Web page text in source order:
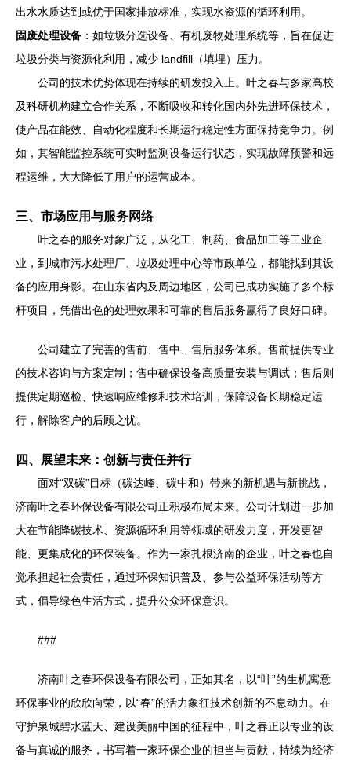
出水水质达到或优于国家排放标准，实现水资源的循环利用。
固废处理设备 ：如垃圾分选设备、有机废物处理系统等，旨在促进
垃圾分类与资源化利用，减少 landfill（填埋）压力。
公司的技术优势体现在持续的研发投入上。叶之春与多家高校
及科研机构建立合作关系，不断吸收和转化国内外先进环保技术，
使产品在能效、自动化程度和长期运行稳定性方面保持竞争力。例
如，其智能监控系统可实时监测设备运行状态，实现故障预警和远
程运维，大大降低了用户的运营成本。
三、市场应用与服务网络
叶之春的服务对象广泛，从化工、制药、食品加工等工业企
业，到城市污水处理厂、垃圾处理中心等市政单位，都能找到其设
备的应用身影。在山东省内及周边地区，公司已成功实施了多个标
杆项目，凭借出色的处理效果和可靠的售后服务赢得了良好口碑。
公司建立了完善的售前、售中、售后服务体系。售前提供专业
的技术咨询与方案定制；售中确保设备高质量安装与调试；售后则
提供定期巡检、快速响应维修和技术培训，保障设备长期稳定运
行，解除客户的后顾之忧。
四、展望未来：创新与责任并行
面对“双碳”目标（碳达峰、碳中和）带来的新机遇与新挑战，
济南叶之春环保设备有限公司正积极布局未来。公司计划进一步加
大在节能降碳技术、资源循环利用等领域的研发力度，开发更智
能、更集成化的环保装备。作为一家扎根济南的企业，叶之春也自
觉承担起社会责任，通过环保知识普及、参与公益环保活动等方
式，倡导绿色生活方式，提升公众环保意识。
###
济南叶之春环保设备有限公司，正如其名，以“叶”的生机寓意
环保事业的欣欣向荣，以“春”的活力象征技术创新的不息动力。在
守护泉城碧水蓝天、建设美丽中国的征程中，叶之春正以专业的设
备与真诚的服务，书写着一家环保企业的担当与贡献，持续为经济